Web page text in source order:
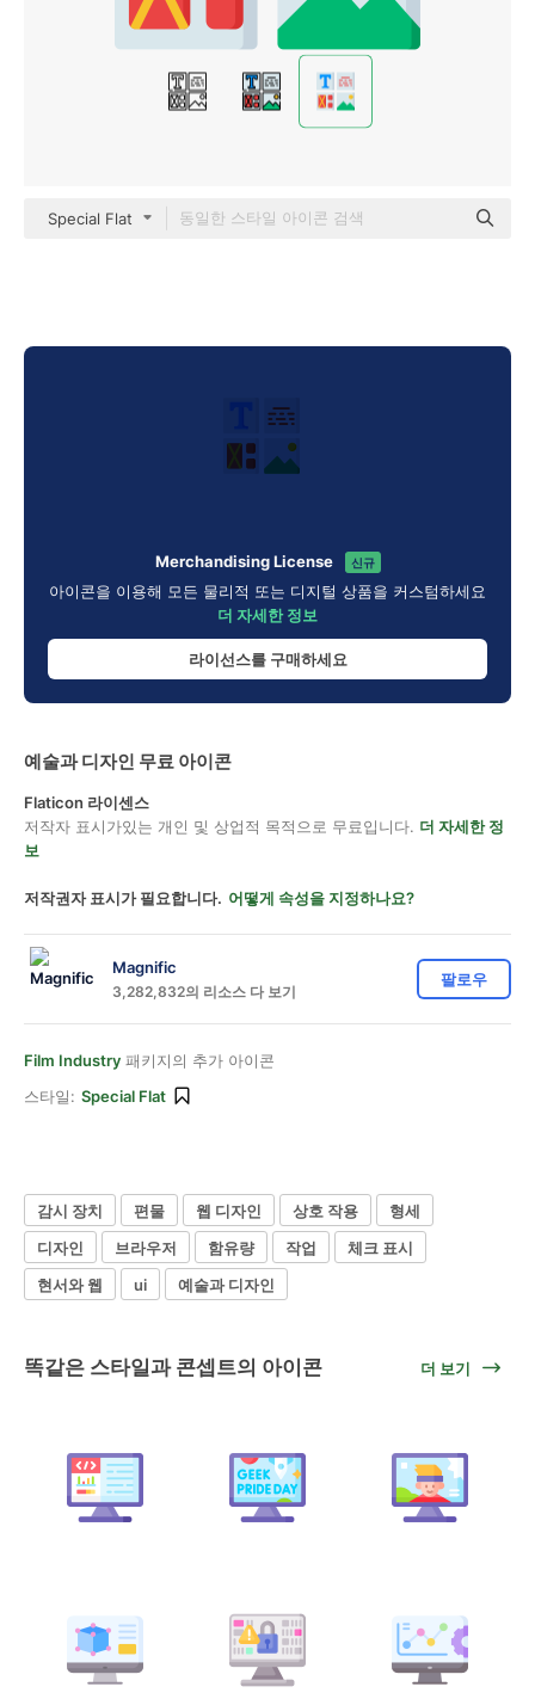
Special Flat
Merchandising License 신규
아이콘을 이용해 모든 물리적 또는 디지털 상품을 커스텀하세요
더 자세한 정보
라이선스를 구매하세요
예술과 디자인 무료 아이콘
Flaticon 라이센스
저작자 표시가있는 개인 및 상업적 목적으로 무료입니다. 더 자세한 정
보
저작권자 표시가 필요합니다. 어떻게 속성을 지정하나요?
Magnific
3,282,832의 리소스 다 보기
팔로우
Film Industry 패키지의 추가 아이콘
스타일: Special Flat
감시 장치 편물 웹 디자인 상호 작용
형세
디자인
브라우저 함유량 작업
체크 표시
현서와 웹
ui 예술과 디자인
똑같은 스타일과 콘셉트의 아이콘 더 보기